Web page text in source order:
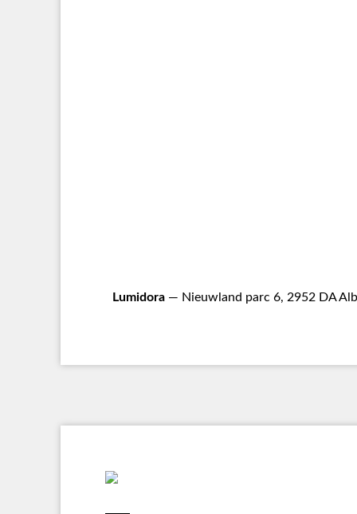
Lumidora — Nieuwland parc 6, 2952 DA